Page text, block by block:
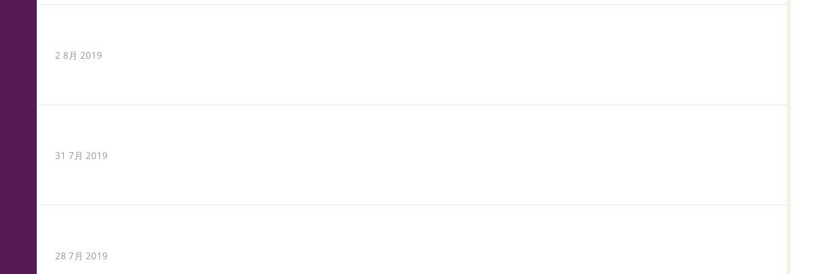
2 8月 2019
31 7月 2019
28 7月 2019